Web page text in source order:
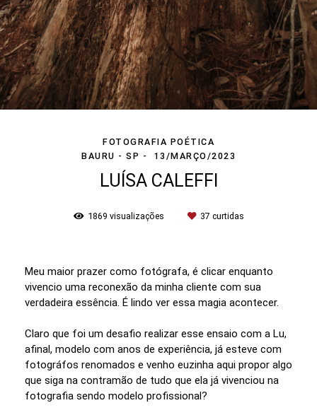
FOTOGRAFIA POÉTICA
BAURU - SP
13/MARÇO/2023
LUÍSA CALEFFI
1869 visualizações 37 curtidas
Meu maior prazer como fotógrafa, é clicar enquanto
vivencio uma reconexão da minha cliente com sua
verdadeira essência. É lindo ver essa magia acontecer.
Claro que foi um desafio realizar esse ensaio com a Lu,
afinal, modelo com anos de experiência, já esteve com
fotográfos renomados e venho euzinha aqui propor algo
que siga na contramão de tudo que ela já vivenciou na
fotografia sendo modelo profissional?